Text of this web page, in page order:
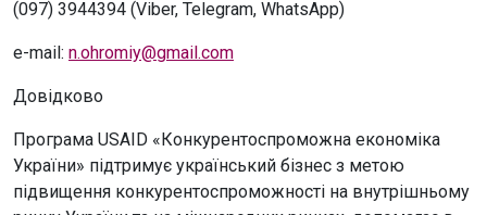
(097) 3944394 (Viber, Telegram, WhatsApp)
e-mail: n.ohromiy@gmail.com
Довідково
Програма USAID «Конкурентоспроможна економіка
України» підтримує український бізнес з метою
підвищення конкурентоспроможності на внутрішньому